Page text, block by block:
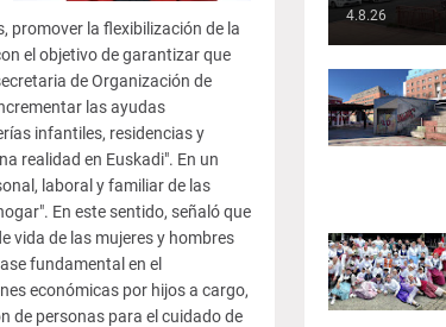
promover la flexibilización de la
el objetivo de garantizar que
de Organización de
las ayudas
infantiles, residencias y
realidad en Euskadi". En un
laboral y familiar de las
En este sentido, señaló que
vida de las mujeres y hombres
fundamental en el
económicas por hijos a cargo,
de personas para el cuidado de
4.8.26